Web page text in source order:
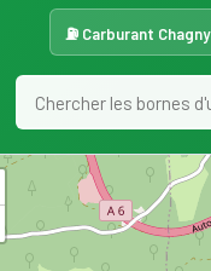
⛽ Carburant Chagny